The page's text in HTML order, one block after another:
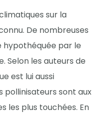
sur la
De nombreuses
hypothéquée par le
Selon les auteurs de
est lui aussi
sont aux
les plus touchées. En